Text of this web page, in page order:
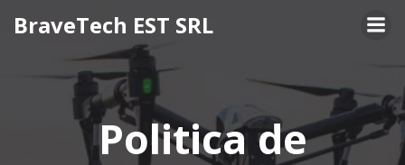
to
BraveTech EST SRL
Politica de